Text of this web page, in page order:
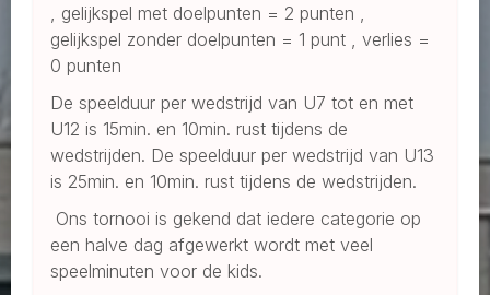
, gelijkspel met doelpunten = 2 punten ,
gelijkspel zonder doelpunten = 1 punt , verlies =
0 punten
De speelduur per wedstrijd van U7 tot en met
U12 is 15min. en 10min. rust tijdens de
wedstrijden. De speelduur per wedstrijd van U13
is 25min. en 10min. rust tijdens de wedstrijden.
Ons tornooi is gekend dat iedere categorie op
een halve dag afgewerkt wordt met veel
speelminuten voor de kids.